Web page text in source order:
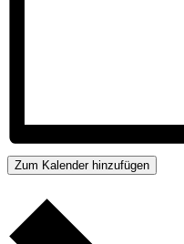
Zum Kalender hinzufügen